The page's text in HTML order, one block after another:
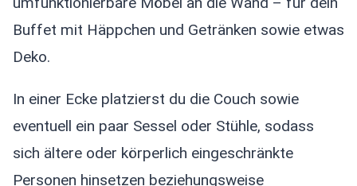
Buffet mit Häppchen und Getränken sowie etwas
Deko.
In einer Ecke platzierst du die Couch sowie
eventuell ein paar Sessel oder Stühle, sodass
sich ältere oder körperlich eingeschränkte
Personen hinsetzen beziehungsweise